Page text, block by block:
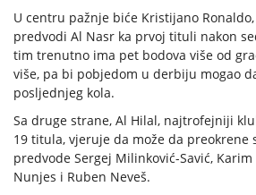
U centru pažnje biće Kristijano
predvodi Al Nasr ka prvoj tituli nakon
tim trenutno ima pet bodova više od
više, pa bi pobjedom u derbiju mogao
posljednjeg kola.
Sa druge strane, Al Hilal, najtrofejniji
19 titula, vjeruje da može da preokrene
predvode Sergej Milinković-Savić,
Nunjes i Ruben Neveš.